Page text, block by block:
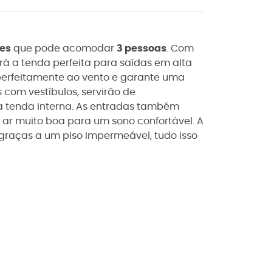
que pode acomodar 3 pessoas . Com
a tenda perfeita para saídas em alta
ao vento e garante uma
vestíbulos, servirão de
tenda interna. As entradas também
muito boa para um sono confortável. A
a um piso impermeável, tudo isso